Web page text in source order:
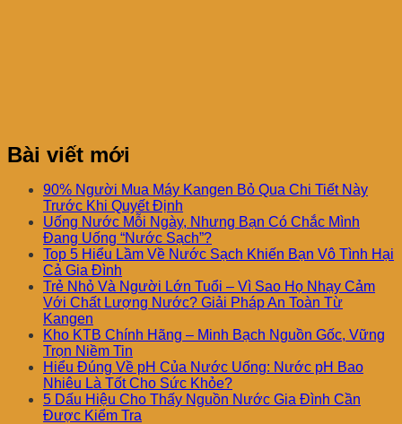
Bài viết mới
90% Người Mua Máy Kangen Bỏ Qua Chi Tiết Này
Trước Khi Quyết Định
Uống Nước Mỗi Ngày, Nhưng Bạn Có Chắc Mình
Đang Uống “Nước Sạch”?
Top 5 Hiểu Lầm Về Nước Sạch Khiến Bạn Vô Tình Hại
Cả Gia Đình
Trẻ Nhỏ Và Người Lớn Tuổi – Vì Sao Họ Nhạy Cảm
Với Chất Lượng Nước? Giải Pháp An Toàn Từ
Kangen
Kho KTB Chính Hãng – Minh Bạch Nguồn Gốc, Vững
Trọn Niềm Tin
Hiểu Đúng Về pH Của Nước Uống: Nước pH Bao
Nhiêu Là Tốt Cho Sức Khỏe?
5 Dấu Hiệu Cho Thấy Nguồn Nước Gia Đình Cần
Được Kiểm Tra